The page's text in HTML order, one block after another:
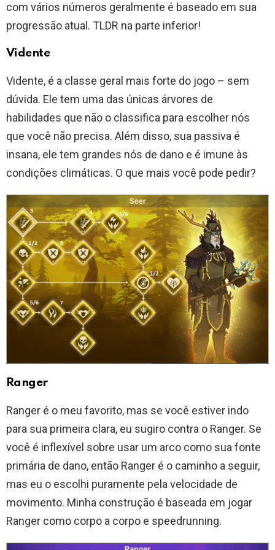
com vários números geralmente é baseado em sua
progressão atual. TLDR na parte inferior!
Vidente
Vidente, é a classe geral mais forte do jogo – sem
dúvida. Ele tem uma das únicas árvores de
habilidades que não o classifica para escolher nós
que você não precisa. Além disso, sua passiva é
insana, ele tem grandes nós de dano e é imune às
condições climáticas. O que mais você pode pedir?
Ranger
Ranger é o meu favorito, mas se você estiver indo
para sua primeira clara, eu sugiro contra o Ranger. Se
você é inflexível sobre usar um arco como sua fonte
primária de dano, então Ranger é o caminho a seguir,
mas eu o escolhi puramente pela velocidade de
movimento. Minha construção é baseada em jogar
Ranger como corpo a corpo e speedrunning.